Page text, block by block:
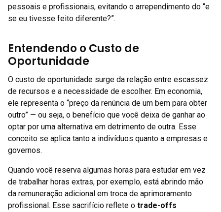
pessoais e profissionais, evitando o arrependimento do “e
se eu tivesse feito diferente?”.
Entendendo o Custo de
Oportunidade
O custo de oportunidade surge da relação entre escassez
de recursos e a necessidade de escolher. Em economia,
ele representa o “preço da renúncia de um bem para obter
outro” — ou seja, o benefício que você deixa de ganhar ao
optar por uma alternativa em detrimento de outra. Esse
conceito se aplica tanto a indivíduos quanto a empresas e
governos.
Quando você reserva algumas horas para estudar em vez
de trabalhar horas extras, por exemplo, está abrindo mão
da remuneração adicional em troca de aprimoramento
profissional. Esse sacrifício reflete o trade-offs